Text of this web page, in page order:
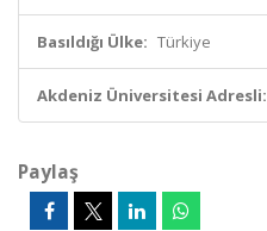
Basıldığı Ülke: Türkiye
Akdeniz Üniversitesi Adresli:
Paylaş